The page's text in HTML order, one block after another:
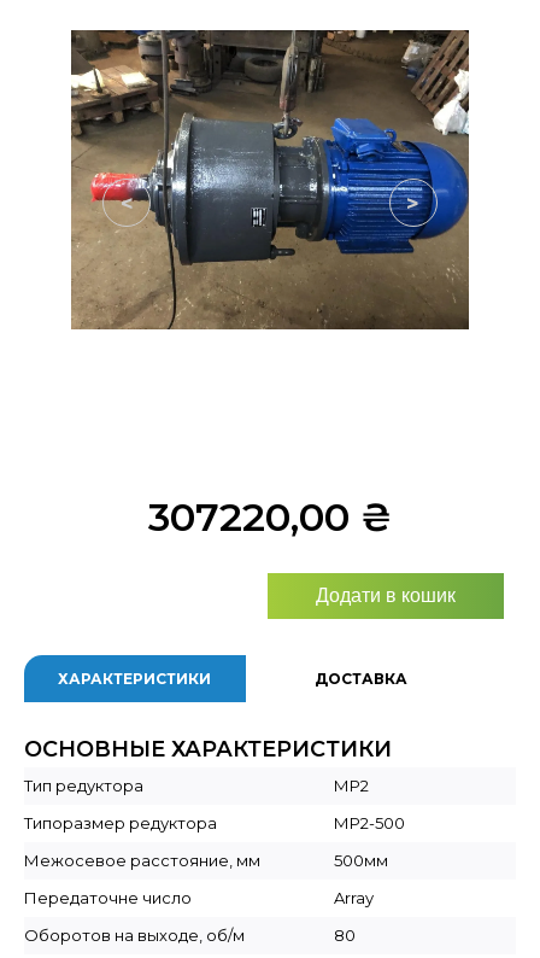
< >
307220,00 ₴
Додати в кошик
ХАРАКТЕРИСТИКИ ДОСТАВКА
ОСНОВНЫЕ ХАРАКТЕРИСТИКИ
Тип редуктора
МР2
Типоразмер редуктора
МР2-500
Межосевое расстояние, мм
500мм
Передаточне число
Array
Оборотов на выходе, об/м
80